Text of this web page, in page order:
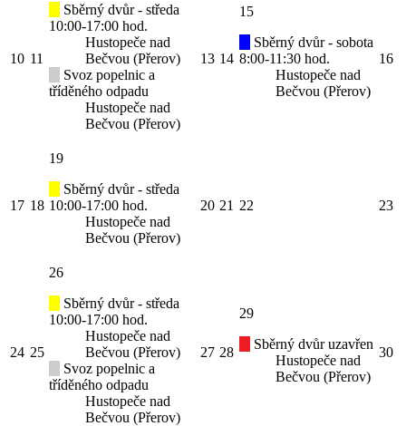
10 11
Sběrný dvůr - středa
10:00-17:00 hod.
Hustopeče nad
Bečvou (Přerov)
Svoz popelnic a
tříděného odpadu
Hustopeče nad
Bečvou (Přerov)
13 14
15
Sběrný dvůr - sobota
8:00-11:30 hod.
Hustopeče nad
Bečvou (Přerov)
16
17 18
19
Sběrný dvůr - středa
10:00-17:00 hod.
Hustopeče nad
Bečvou (Přerov)
20 21 22 23
24 25
26
Sběrný dvůr - středa
10:00-17:00 hod.
Hustopeče nad
Bečvou (Přerov)
Svoz popelnic a
tříděného odpadu
Hustopeče nad
Bečvou (Přerov)
27 28
29
Sběrný dvůr uzavřen
Hustopeče nad
Bečvou (Přerov)
30